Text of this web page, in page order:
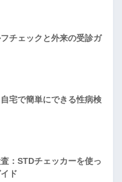
チェックと外来の受診ガ
宅で簡単にできる性病検
：STDチェッカーを使っ
ド